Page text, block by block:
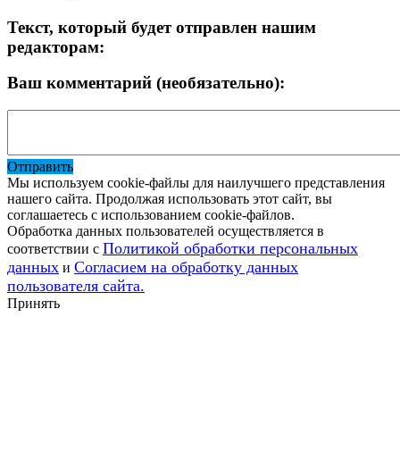
Текст, который будет отправлен нашим
редакторам:
Ваш комментарий (необязательно):
Отправить
Мы используем cookie-файлы для наилучшего представления
нашего сайта. Продолжая использовать этот сайт, вы
соглашаетесь с использованием cookie-файлов.
Обработка данных пользователей осуществляется в
соответствии с Политикой обработки персональных
данных и Согласием на обработку данных
пользователя сайта.
Принять